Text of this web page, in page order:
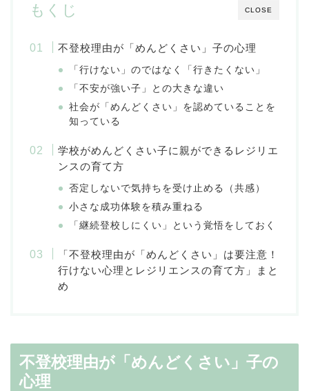
CLOSE
もくじ
不登校理由が「めんどくさい」子の心理
「行けない」のではなく「行きたくない」
「不安が強い子」との大きな違い
社会が「めんどくさい」を認めていることを
知っている
学校がめんどくさい子に親ができるレジリエ
ンスの育て方
否定しないで気持ちを受け止める（共感）
小さな成功体験を積み重ねる
「継続登校しにくい」という覚悟をしておく
「不登校理由が「めんどくさい」は要注意！
行けない心理とレジリエンスの育て方」まと
め
不登校理由が「めんどくさい」子の
心理